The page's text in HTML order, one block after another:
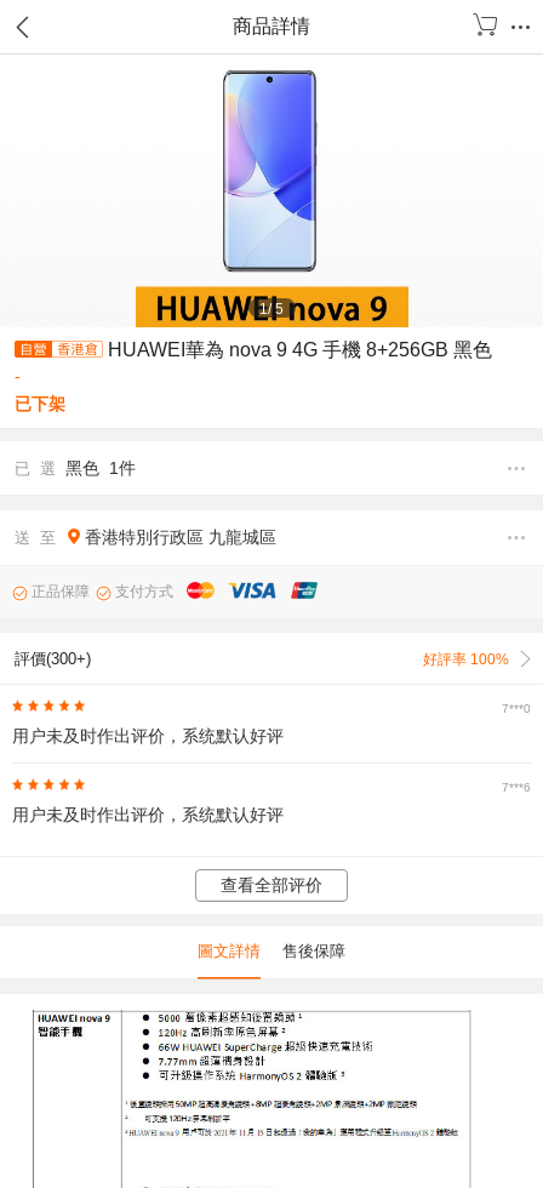
商品詳情
1/5
HUAWEI華為 nova 9 4G 手機 8+256GB 黑色
-
已下架
已 選 黑色 1件
送 至 香港特別行政區 九龍城區
正品保障 支付方式
評價(300+) 好評率 100%
7***0
用户未及时作出评价，系统默认好评
7***6
用户未及时作出评价，系统默认好评
查看全部评价
圖文詳情 售後保障